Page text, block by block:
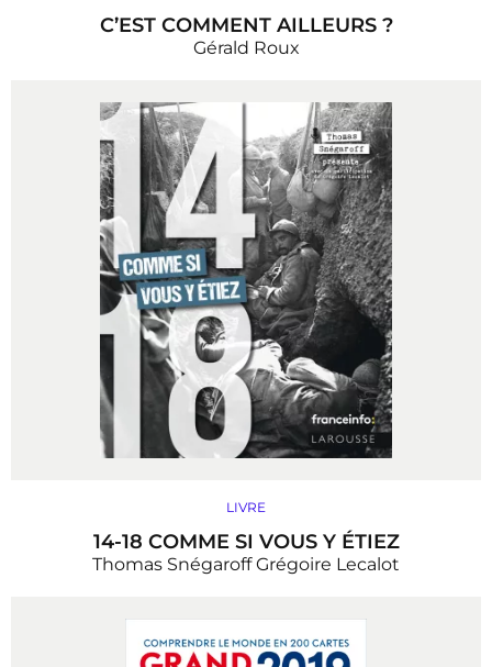
C’EST COMMENT AILLEURS ?
Gérald Roux
LIVRE
14-18 COMME SI VOUS Y ÉTIEZ
Thomas Snégaroff Grégoire Lecalot